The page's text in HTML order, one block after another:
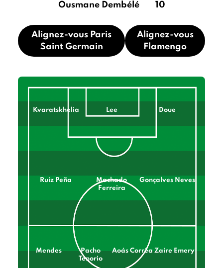
Ousmane Dembélé 10
Alignez-vous Paris
Saint Germain
Alignez-vous
Flamengo
Kvaratskhelia Lee Doue
Ruiz Peña
Machado
Ferreira
Gonçalves Neves
Mendes
Pacho
Tenorio
Aoás CorrêaZaire Emery